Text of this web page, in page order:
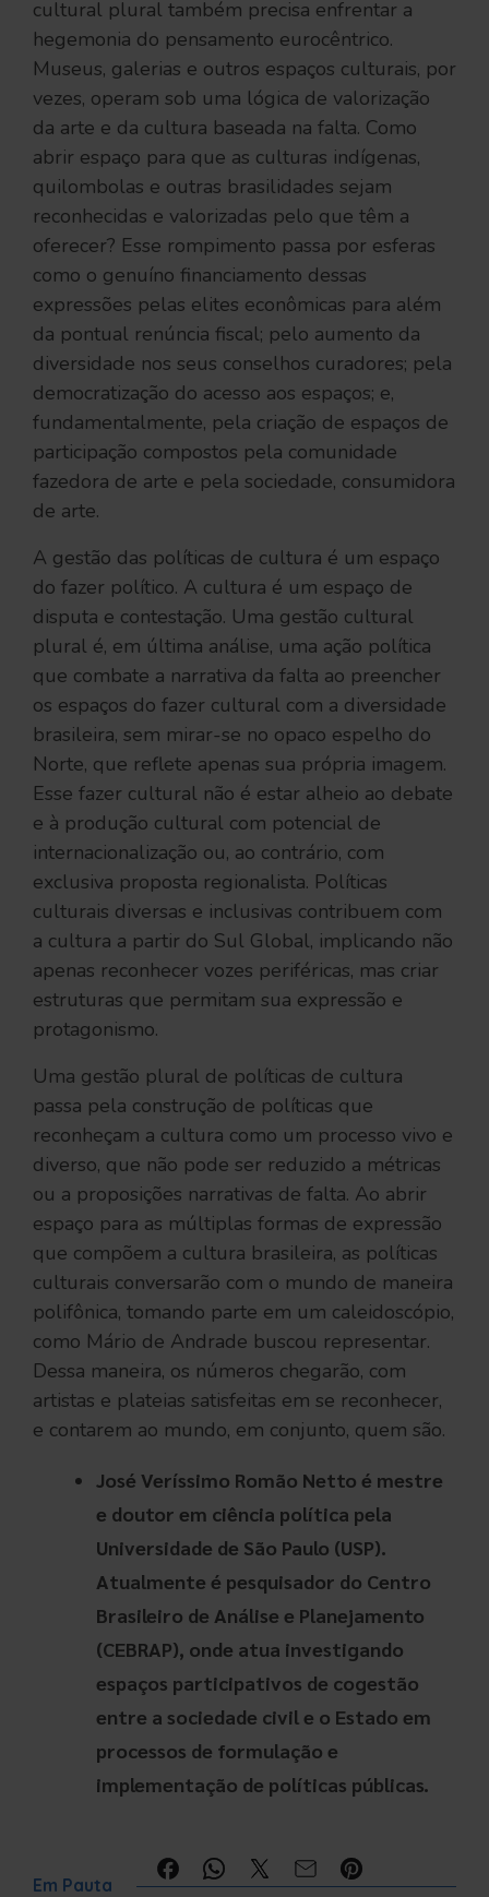
cultural plural também precisa enfrentar a
hegemonia do pensamento eurocêntrico.
Museus, galerias e outros espaços culturais, por
vezes, operam sob uma lógica de valorização
da arte e da cultura baseada na falta. Como
abrir espaço para que as culturas indígenas,
quilombolas e outras brasilidades sejam
reconhecidas e valorizadas pelo que têm a
oferecer? Esse rompimento passa por esferas
como o genuíno financiamento dessas
expressões pelas elites econômicas para além
da pontual renúncia fiscal; pelo aumento da
diversidade nos seus conselhos curadores; pela
democratização do acesso aos espaços; e,
fundamentalmente, pela criação de espaços de
participação compostos pela comunidade
fazedora de arte e pela sociedade, consumidora
de arte.
A gestão das políticas de cultura é um espaço
do fazer político. A cultura é um espaço de
disputa e contestação. Uma gestão cultural
plural é, em última análise, uma ação política
que combate a narrativa da falta ao preencher
os espaços do fazer cultural com a diversidade
brasileira, sem mirar-se no opaco espelho do
Norte, que reflete apenas sua própria imagem.
Esse fazer cultural não é estar alheio ao debate
e à produção cultural com potencial de
internacionalização ou, ao contrário, com
exclusiva proposta regionalista. Políticas
culturais diversas e inclusivas contribuem com
a cultura a partir do Sul Global, implicando não
apenas reconhecer vozes periféricas, mas criar
estruturas que permitam sua expressão e
protagonismo.
Uma gestão plural de políticas de cultura
passa pela construção de políticas que
reconheçam a cultura como um processo vivo e
diverso, que não pode ser reduzido a métricas
ou a proposições narrativas de falta. Ao abrir
espaço para as múltiplas formas de expressão
que compõem a cultura brasileira, as políticas
culturais conversarão com o mundo de maneira
polifônica, tomando parte em um caleidoscópio,
como Mário de Andrade buscou representar.
Dessa maneira, os números chegarão, com
artistas e plateias satisfeitas em se reconhecer,
e contarem ao mundo, em conjunto, quem são.
José Veríssimo Romão Netto é mestre
e doutor em ciência política pela
Universidade de São Paulo (USP).
Atualmente é pesquisador do Centro
Brasileiro de Análise e Planejamento
(CEBRAP), onde atua investigando
espaços participativos de cogestão
entre a sociedade civil e o Estado em
processos de formulação e
implementação de políticas públicas.
Em Pauta